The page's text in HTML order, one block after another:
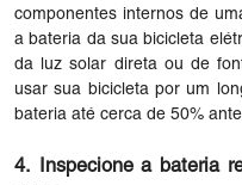
componentes internos de
a bateria da sua bicicleta
da luz solar direta ou de
usar sua bicicleta por um
bateria até cerca de 50%
4. Inspecione a bateria